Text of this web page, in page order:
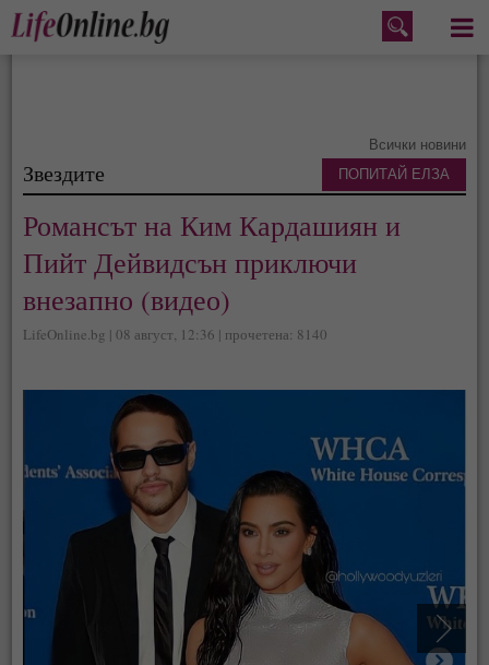
Меню
Всички новини
Звездите
Романсът на Ким Кардашиян и
Пийт Дейвидсън приключи
внезапно (видео)
LifeOnline.bg | 08 август, 12:36 | прочетена: 8140
ПОПИТАЙ ЕЛЗА